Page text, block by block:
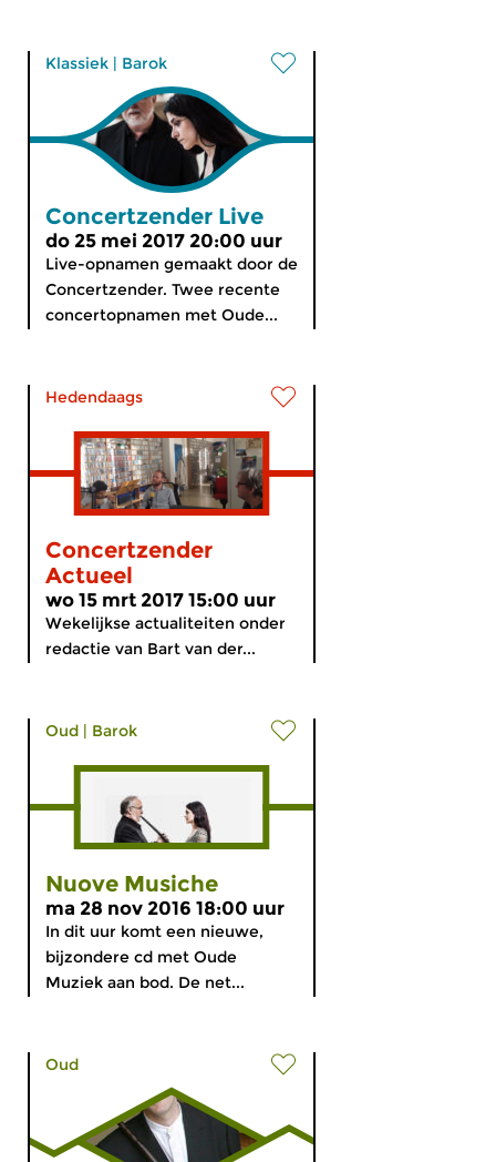
Klassiek | Barok
Concertzender Live
do 25 mei 2017 20:00 uur
Live-opnamen gemaakt door de
Concertzender. Twee recente
concertopnamen met Oude...
Hedendaags
Concertzender
Actueel
wo 15 mrt 2017 15:00 uur
Wekelijkse actualiteiten onder
redactie van Bart van der...
Oud | Barok
Nuove Musiche
ma 28 nov 2016 18:00 uur
In dit uur komt een nieuwe,
bijzondere cd met Oude
Muziek aan bod. De net...
Oud